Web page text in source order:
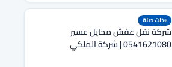
ذات صلة
شركة نقل عفش محايل عسير
0541621080 | شركة الملكي